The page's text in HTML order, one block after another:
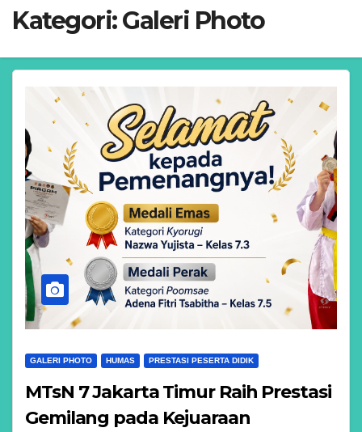
Kategori:Galeri Photo
GALERI PHOTO HUMAS PRESTASI PESERTA DIDIK
MTsN 7 Jakarta Timur Raih Prestasi
Gemilang pada Kejuaraan